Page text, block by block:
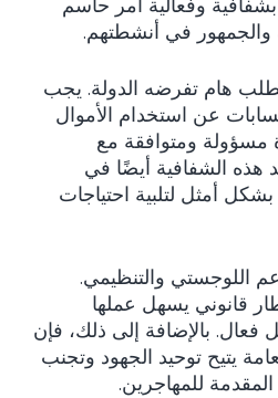
وفعالية أمر حاسم
والجمهور في أنشطتهم.
هام تفرضه الدولة. يجب
عن استخدام الأموال
مسؤولة ومتوافقة مع
هذه الشفافية أيضًا في
أمثل لتلبية احتياجات
اللوجستي والتنظيمي.
قانوني يسهل عملها
بالإضافة إلى ذلك، فإن
يتيح توحيد الجهود وتجنب
للمهاجرين.